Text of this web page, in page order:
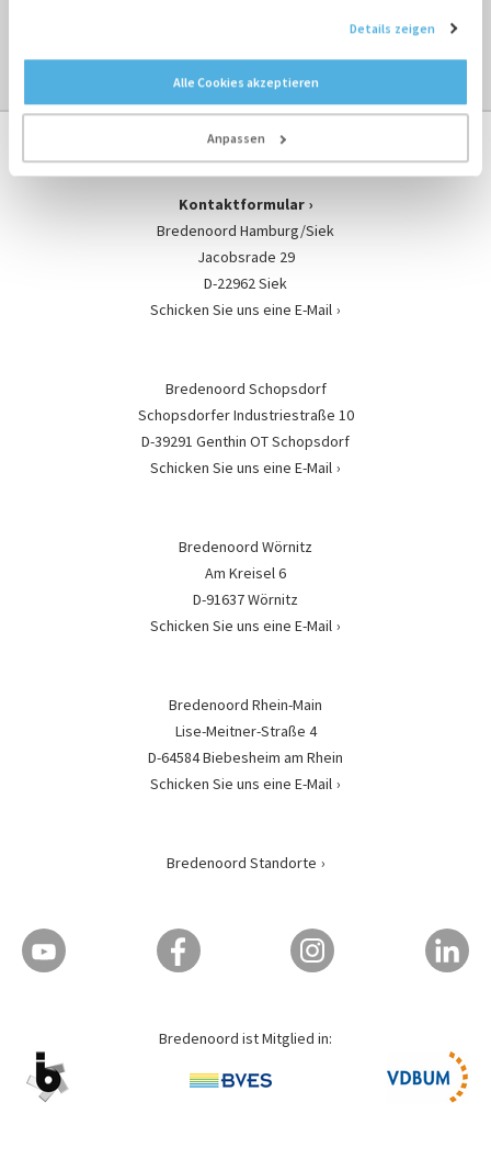
Details zeigen
Alle Cookies akzeptieren
Anpassen
ÜBERBLICK SPEZIALPRODUKTE ›
Kontaktformular
Bredenoord Hamburg/Siek
Jacobsrade 29
D-22962 Siek
Schicken Sie uns eine E-Mail
Bredenoord Schopsdorf
Schopsdorfer Industriestraße 10
D-39291 Genthin OT Schopsdorf
Schicken Sie uns eine E-Mail
Bredenoord Wörnitz
Am Kreisel 6
D-91637 Wörnitz
Schicken Sie uns eine E-Mail
Bredenoord Rhein-Main
Lise-Meitner-Straße 4
D-64584 Biebesheim am Rhein
Schicken Sie uns eine E-Mail
Bredenoord Standorte
Bredenoord ist Mitglied in: